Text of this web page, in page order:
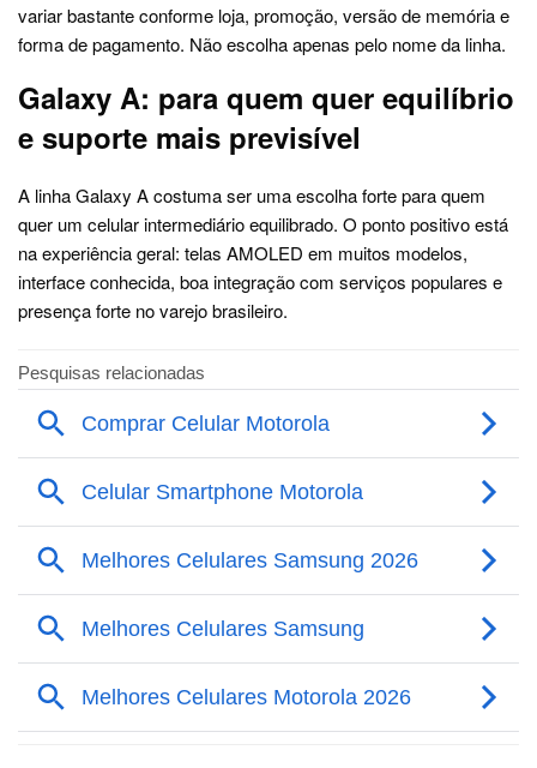
variar bastante conforme loja, promoção, versão de memória e
forma de pagamento. Não escolha apenas pelo nome da linha.
Galaxy A: para quem quer equilíbrio
e suporte mais previsível
A linha Galaxy A costuma ser uma escolha forte para quem
quer um celular intermediário equilibrado. O ponto positivo está
na experiência geral: telas AMOLED em muitos modelos,
interface conhecida, boa integração com serviços populares e
presença forte no varejo brasileiro.